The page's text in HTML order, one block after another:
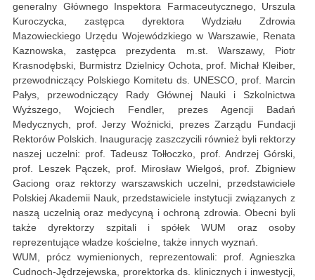
generalny Głównego Inspektora Farmaceutycznego, Urszula
Kuroczycka, zastępca dyrektora Wydziału Zdrowia
Mazowieckiego Urzędu Wojewódzkiego w Warszawie, Renata
Kaznowska, zastępca prezydenta m.st. Warszawy, Piotr
Krasnodębski, Burmistrz Dzielnicy Ochota, prof. Michał Kleiber,
przewodniczący Polskiego Komitetu ds. UNESCO, prof. Marcin
Pałys, przewodniczący Rady Głównej Nauki i Szkolnictwa
Wyższego, Wojciech Fendler, prezes Agencji Badań
Medycznych, prof. Jerzy Woźnicki, prezes Zarządu Fundacji
Rektorów Polskich. Inaugurację zaszczycili również byli rektorzy
naszej uczelni: prof. Tadeusz Tołłoczko, prof. Andrzej Górski,
prof. Leszek Pączek, prof. Mirosław Wielgoś, prof. Zbigniew
Gaciong oraz rektorzy warszawskich uczelni, przedstawiciele
Polskiej Akademii Nauk, przedstawiciele instytucji związanych z
naszą uczelnią oraz medycyną i ochroną zdrowia. Obecni byli
także dyrektorzy szpitali i spółek WUM oraz osoby
reprezentujące władze kościelne, także innych wyznań.
WUM, prócz wymienionych, reprezentowali: prof. Agnieszka
Cudnoch-Jędrzejewska, prorektorka ds. klinicznych i inwestycji,